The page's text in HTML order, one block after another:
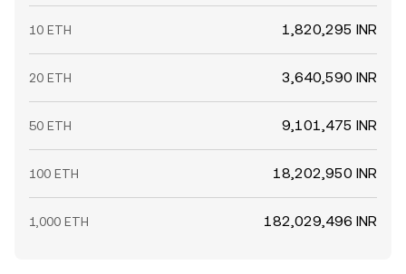
10 ETH 1,820,295 INR
20 ETH 3,640,590 INR
50 ETH 9,101,475 INR
100 ETH 18,202,950 INR
1,000 ETH 182,029,496 INR